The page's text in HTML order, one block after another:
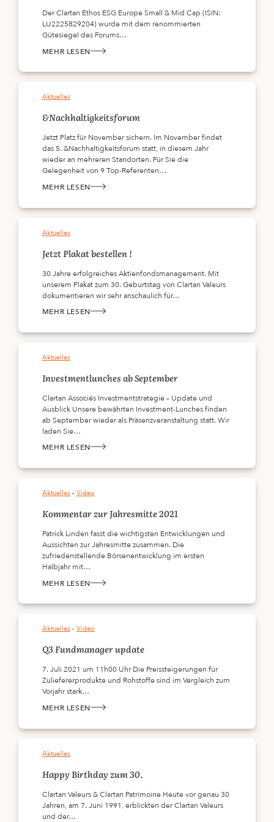
Der Clartan Ethos ESG Europe Small & Mid Cap (ISIN:
LU2225829204) wurde mit dem renommierten
Gütesiegel des Forums…
MEHR LESEN
:
ETHOS
EUROPE
SMALL
MID
CAP
ERHÄLT
DIE
UNABHÄNGIGE
AUSZEICHNUNG
„FNG
SIEGEL
Aktuelles
&Nachhaltigkeitsforum
Jetzt Platz für November sichern. Im November findet
das 5. &Nachhaltigkeitsforum statt, in diesem Jahr
wieder an mehreren Standorten. Für Sie die
Gelegenheit von 9 Top-Referenten…
MEHR LESEN
:
Aktuelles
Jetzt Plakat bestellen !
30 Jahre erfolgreiches Aktienfondsmanagement. Mit
unserem Plakat zum 30. Geburtstag von Clartan Valeurs
dokumentieren wir sehr anschaulich für…
MEHR LESEN
:
BESTELLEN
Aktuelles
Investmentlunches ab September
Clartan Associés Investmentstrategie – Update und
Ausblick Unsere bewährten Investment-Lunches finden
ab September wieder als Präsenzveranstaltung statt. Wir
laden Sie…
MEHR LESEN
:
SEPTEMBER
Aktuelles - Video
Kommentar zur Jahresmitte 2021
Patrick Linden fasst die wichtigsten Entwicklungen und
Aussichten zur Jahresmitte zusammen. Die
zufriedenstellende Börsenentwicklung im ersten
Halbjahr mit…
MEHR LESEN
:
JAHRESMITTE
Aktuelles - Video
Q3 Fundmanager update
7. Juli 2021 um 11h00 Uhr Die Preissteigerungen für
Zuliefererprodukte und Rohstoffe sind im Vergleich zum
Vorjahr stark…
MEHR LESEN
:
UPDATE
Aktuelles
Happy Birthday zum 30.
Clartan Valeurs & Clartan Patrimoine Heute vor genau 30
Jahren, am 7. Juni 1991, erblickten der Clartan Valeurs
und der…